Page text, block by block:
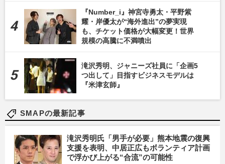
『Number_i』神宮寺勇太・平野紫
耀・岸優太が“海外進出”の夢実現
も、チケット価格が大幅変更！世界
規模の高騰に不満噴出
滝沢秀明、ジャニーズ社員に「企画5
つ出して」目指すビジネスモデルは
『米津玄師』
SMAPの最新記事
滝沢秀明氏「男手が必要」熊本地震の復興
支援を表明、中居正広もボランティア計画
で浮かび上がる“合流”の可能性